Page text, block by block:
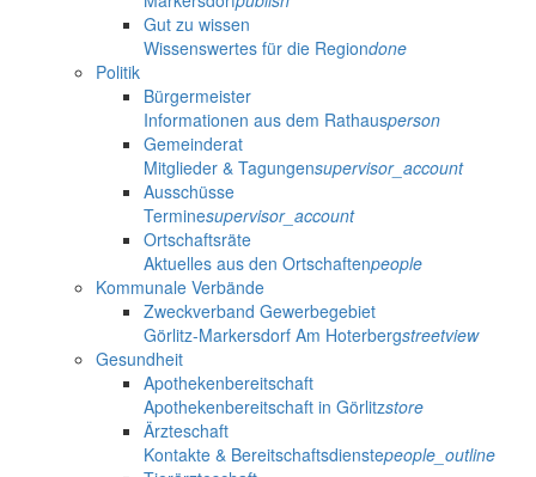
Gut zu wissen
Wissenswertes für die Regiondone
Politik
Bürgermeister
Informationen aus dem Rathausperson
Gemeinderat
Mitglieder & Tagungensupervisor_account
Ausschüsse
Terminesupervisor_account
Ortschaftsräte
Aktuelles aus den Ortschaftenpeople
Kommunale Verbände
Zweckverband Gewerbegebiet
Görlitz-Markersdorf Am Hoterbergstreetview
Gesundheit
Apothekenbereitschaft
Apothekenbereitschaft in Görlitzstore
Ärzteschaft
Kontakte & Bereitschaftsdienstepeople_outline